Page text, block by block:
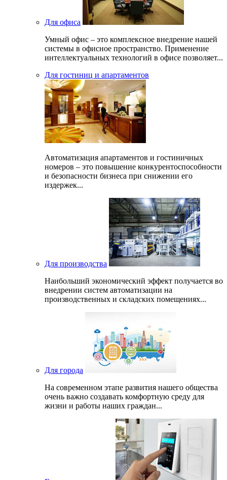
Для офиса
Умный офис – это комплексное внедрение нашей
системы в офисное пространство. Применение
интеллектуальных технологий в офисе позволяет...
Для гостиниц и апартаментов
Автоматизация апартаментов и гостиничных
номеров – это повышение конкурентоспособности
и безопасности бизнеса при снижении его
издержек...
Для производства
Наибольший экономический эффект получается во
внедрении систем автоматизации на
производственных и складских помещениях...
Для города
На современном этапе развития нашего общеcтва
очень важно создавать комфортную среду для
жизни и работы наших граждан...